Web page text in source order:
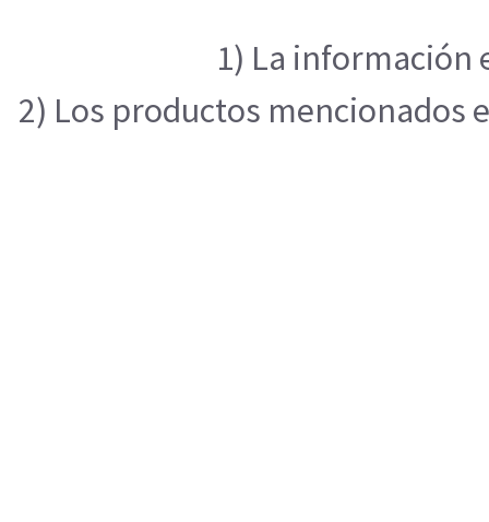
1) La información
2) Los productos mencionados